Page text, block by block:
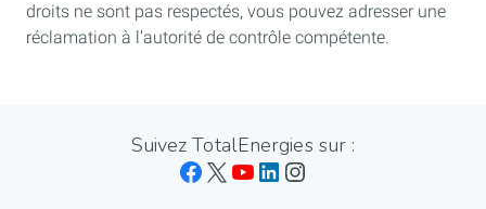
droits ne sont pas respectés, vous pouvez adresser une
réclamation à l’autorité de contrôle compétente.
Suivez TotalEnergies sur :